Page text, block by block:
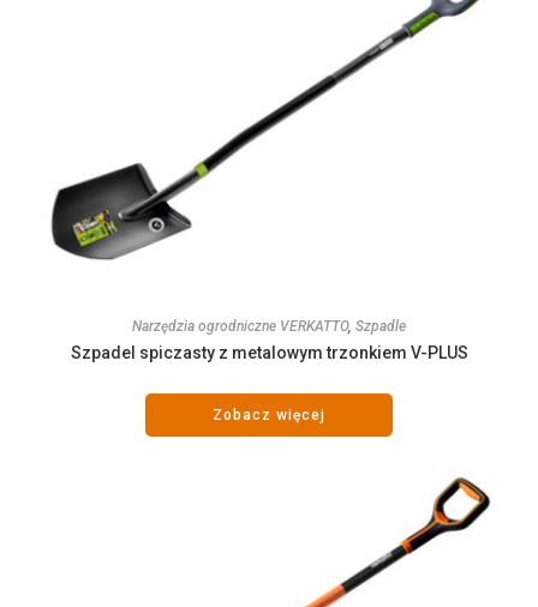
Narzędzia ogrodniczne VERKATTO, Szpadle
Szpadel spiczasty z metalowym trzonkiem V-PLUS
Zobacz więcej